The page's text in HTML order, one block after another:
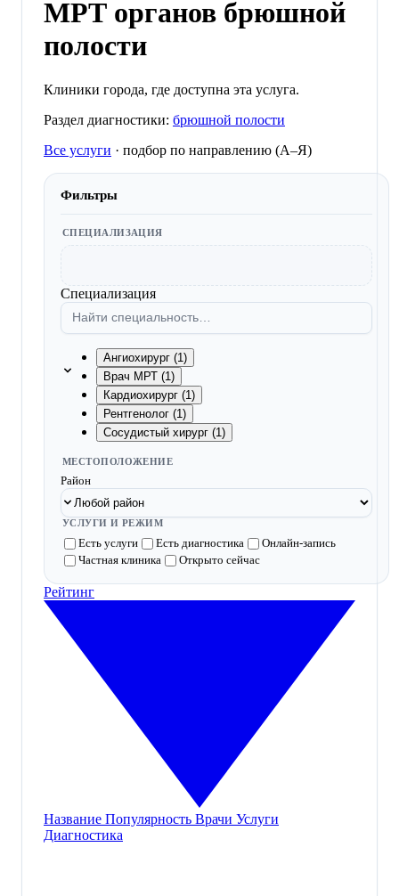
МРТ органов брюшной
полости
Клиники города, где доступна эта услуга.
Раздел диагностики: брюшной полости
Все услуги · подбор по направлению (A–Я)
Фильтры
СПЕЦИАЛИЗАЦИЯ
Специализация
Ангиохирург (1)
Врач МРТ (1)
Кардиохирург (1)
Рентгенолог (1)
Сосудистый хирург (1)
МЕСТОПОЛОЖЕНИЕ
Район
УСЛУГИ И РЕЖИМ
Есть услуги Есть диагностика
Онлайн-запись
Частная клиника
Открыто сейчас
Рейтинг
Название Популярность Врачи Услуги
Диагностика